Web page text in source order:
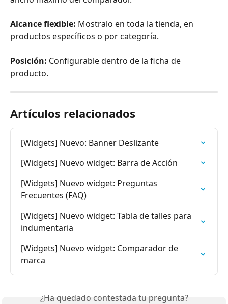
Alcance flexible: Mostralo en toda la tienda, en
productos específicos o por categoría.
Posición: Configurable dentro de la ficha de
producto.
Artículos relacionados
[Widgets] Nuevo: Banner Deslizante
[Widgets] Nuevo widget: Barra de Acción
[Widgets] Nuevo widget: Preguntas
Frecuentes (FAQ)
[Widgets] Nuevo widget: Tabla de talles para
indumentaria
[Widgets] Nuevo widget: Comparador de
marca
¿Ha quedado contestada tu pregunta?